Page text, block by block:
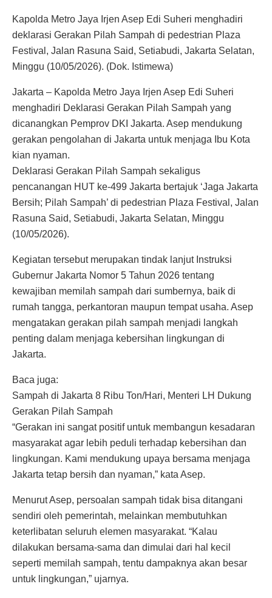
Kapolda Metro Jaya Irjen Asep Edi Suheri menghadiri
deklarasi Gerakan Pilah Sampah di pedestrian Plaza
Festival, Jalan Rasuna Said, Setiabudi, Jakarta Selatan,
Minggu (10/05/2026). (Dok. Istimewa)
Jakarta – Kapolda Metro Jaya Irjen Asep Edi Suheri
menghadiri Deklarasi Gerakan Pilah Sampah yang
dicanangkan Pemprov DKI Jakarta. Asep mendukung
gerakan pengolahan di Jakarta untuk menjaga Ibu Kota
kian nyaman.
Deklarasi Gerakan Pilah Sampah sekaligus
pencanangan HUT ke-499 Jakarta bertajuk ‘Jaga Jakarta
Bersih; Pilah Sampah’ di pedestrian Plaza Festival, Jalan
Rasuna Said, Setiabudi, Jakarta Selatan, Minggu
(10/05/2026).
Kegiatan tersebut merupakan tindak lanjut Instruksi
Gubernur Jakarta Nomor 5 Tahun 2026 tentang
kewajiban memilah sampah dari sumbernya, baik di
rumah tangga, perkantoran maupun tempat usaha. Asep
mengatakan gerakan pilah sampah menjadi langkah
penting dalam menjaga kebersihan lingkungan di
Jakarta.
Baca juga:
Sampah di Jakarta 8 Ribu Ton/Hari, Menteri LH Dukung
Gerakan Pilah Sampah
“Gerakan ini sangat positif untuk membangun kesadaran
masyarakat agar lebih peduli terhadap kebersihan dan
lingkungan. Kami mendukung upaya bersama menjaga
Jakarta tetap bersih dan nyaman,” kata Asep.
Menurut Asep, persoalan sampah tidak bisa ditangani
sendiri oleh pemerintah, melainkan membutuhkan
keterlibatan seluruh elemen masyarakat. “Kalau
dilakukan bersama-sama dan dimulai dari hal kecil
seperti memilah sampah, tentu dampaknya akan besar
untuk lingkungan,” ujarnya.